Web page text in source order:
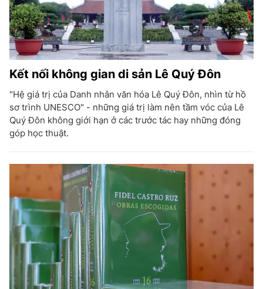
Kết nối không gian di sản Lê Quý Đôn
"Hệ giá trị của Danh nhân văn hóa Lê Quý Đôn, nhìn từ hồ
sơ trình UNESCO" - những giá trị làm nên tầm vóc của Lê
Quý Đôn không giới hạn ở các trước tác hay những đóng
góp học thuật.